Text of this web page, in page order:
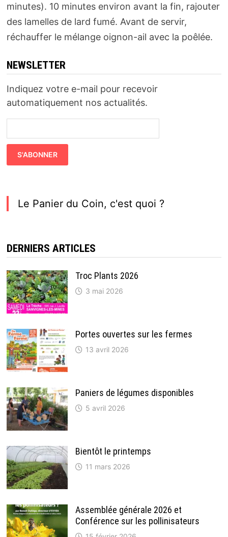
minutes). 10 minutes environ avant la fin, rajouter
des lamelles de lard fumé. Avant de servir,
réchauffer le mélange oignon-ail avec la poêlée.
NEWSLETTER
Indiquez votre e-mail pour recevoir
automatiquement nos actualités.
Le Panier du Coin, c'est quoi ?
DERNIERS ARTICLES
Troc Plants 2026
3 mai 2026
Portes ouvertes sur les fermes
13 avril 2026
Paniers de légumes disponibles
5 avril 2026
Bientôt le printemps
11 mars 2026
Assemblée générale 2026 et
Conférence sur les pollinisateurs